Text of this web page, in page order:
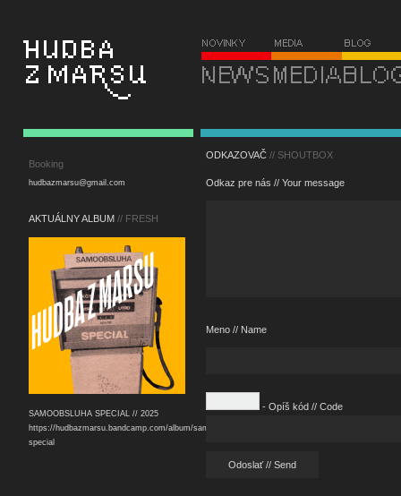
Booking
hudbazmarsu@gmail.com
AKTUÁLNY ALBUM // FRESH
SAMOOBSLUHA SPECIAL // 2025
https://hudbazmarsu.bandcamp.com/album/samoobsluha-
special
ODKAZOVAČ // SHOUTBOX
Odkaz pre nás // Your message
Meno // Name
- Opíš kód // Code
Odoslať // Send